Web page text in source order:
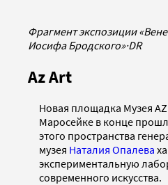
Фрагмент экспозиции
Иосифа Бродского»·DR
Az Art
Новая площадка Музея
Маросейке в конце
этого пространства
музея Наталия Опалева
экспериментальную
современного искусства.